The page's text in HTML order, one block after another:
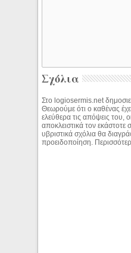
Σχόλια
Στο logiosermis.net
Θεωρούμε ότι ο καθένας
ελεύθερα τις απόψεις του,
αποκλειστικά τον
υβριστικά σχόλια θα
προειδοποίηση.